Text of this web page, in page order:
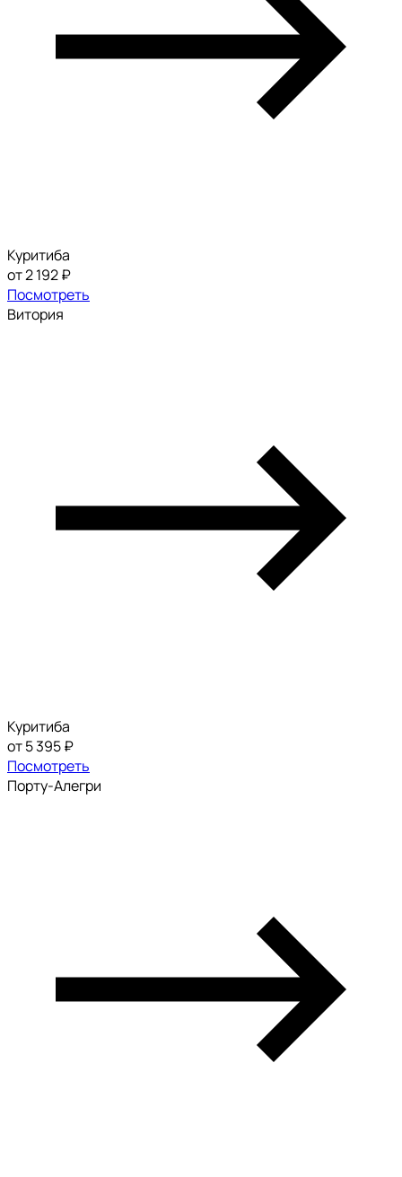
Куритиба
от 2 192 ₽
Посмотреть
Витория
Куритиба
от 5 395 ₽
Посмотреть
Порту-Алегри